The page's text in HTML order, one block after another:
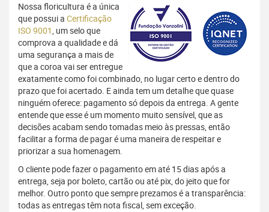
Nossa floricultura é a única
que possui a Certificação
ISO 9001, um selo que
comprova a qualidade e dá
uma segurança a mais de
que a coroa vai ser entregue
exatamente como foi combinado, no lugar certo e dentro do
prazo que foi acertado. E ainda tem um detalhe que quase
ninguém oferece: pagamento só depois da entrega. A gente
entende que esse é um momento muito sensível, que as
decisões acabam sendo tomadas meio às pressas, então
facilitar a forma de pagar é uma maneira de respeitar e
priorizar a sua homenagem.
O cliente pode fazer o pagamento em até 15 dias após a
entrega, seja por boleto, cartão ou até pix, do jeito que for
melhor. Outro ponto que sempre prezamos é a transparência:
todas as entregas têm nota fiscal, sem exceção.